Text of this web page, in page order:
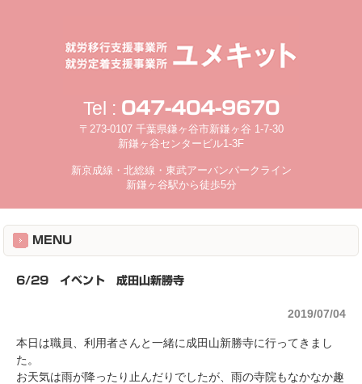
Tel : 047-404-9670
〒273-0107 千葉県鎌ヶ谷市新鎌ヶ谷 1-7-30
新鎌ヶ谷センタービル1-3F
新京成線・北総線・東武アーバンパークライン
新鎌ヶ谷駅から徒歩5分
MENU
6/29 イベント 成田山新勝寺
2019/07/04
本日は職員、利用者さんと一緒に成田山新勝寺に行ってきまし
た。
お天気は雨が降ったり止んだりでしたが、雨の寺院もなかなか趣